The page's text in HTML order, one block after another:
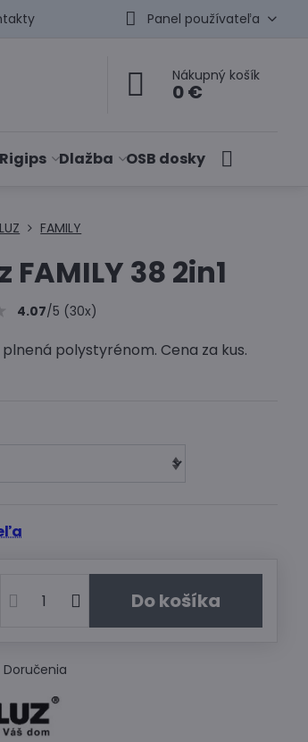
Panel používateľa
Nákupný košík
0 €
Rigips Dlažba OSB dosky
FAMILY
38 2in1
4.07/5 (30x)
polystyrénom. Cena za kus.
Do košíka
Doručenia